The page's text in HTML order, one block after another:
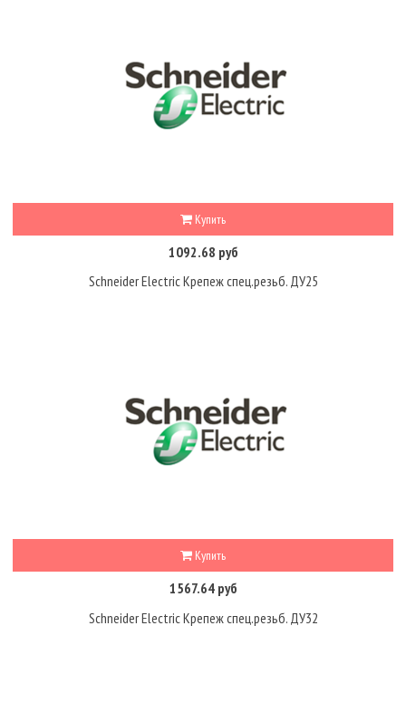
Купить
1092.68 руб
Schneider Electric Крепеж спец.резьб. ДУ25
Купить
1567.64 руб
Schneider Electric Крепеж спец.резьб. ДУ32